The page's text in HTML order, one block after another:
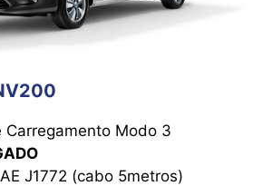
Carregamento Modo 3
J1772 (cabo 5metros)